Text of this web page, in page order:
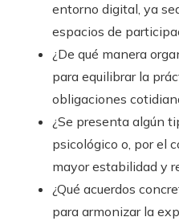
entorno digital, ya
espacios de
¿De qué manera
para equilibrar la
obligaciones
¿Se presenta algún
psicológico o, por el
mayor estabilidad y
¿Qué acuerdos
para armonizar la